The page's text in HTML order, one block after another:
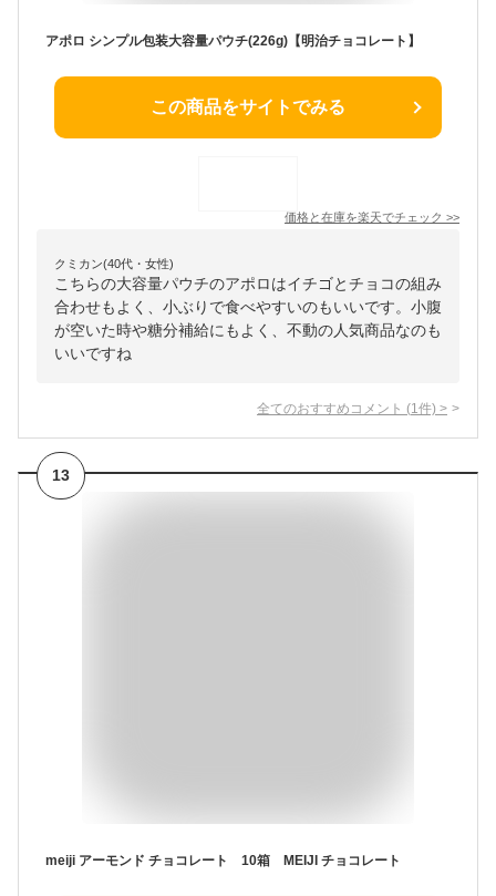
アポロ シンプル包装大容量パウチ(226g)【明治チョコレート】
この商品をサイトでみる
価格と在庫を楽天でチェック >>
クミカン(40代・女性)
こちらの大容量パウチのアポロはイチゴとチョコの組み
合わせもよく、小ぶりで食べやすいのもいいです。小腹
が空いた時や糖分補給にもよく、不動の人気商品なのも
いいですね
全てのおすすめコメント (1 件) >
13
meiji アーモンド チョコレート 10箱 MEIJI チョコレート